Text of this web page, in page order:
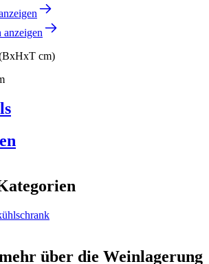
anzeigen
cm)
DZ01-0149
über die Weinlagerung